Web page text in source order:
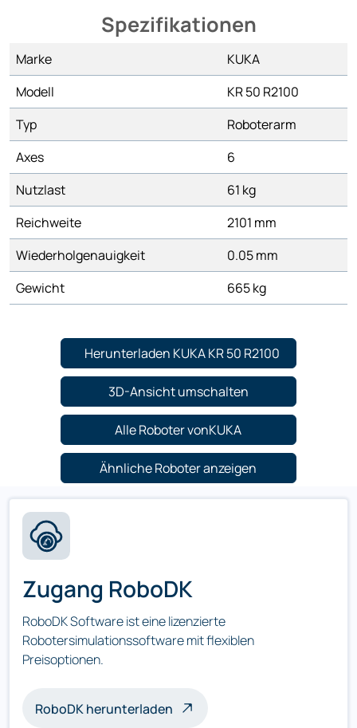
Spezifikationen
Marke
KUKA
Modell
KR 50 R2100
Typ
Roboterarm
Axes
6
Nutzlast
61 kg
Reichweite
2101 mm
Wiederholgenauigkeit
0.05 mm
Gewicht
665 kg
Herunterladen KUKA KR 50 R2100
3D-Ansicht umschalten
Alle Roboter vonKUKA
Ähnliche Roboter anzeigen
Zugang RoboDK
RoboDK Software ist eine lizenzierte
Robotersimulationssoftware mit flexiblen
Preisoptionen.
RoboDK herunterladen